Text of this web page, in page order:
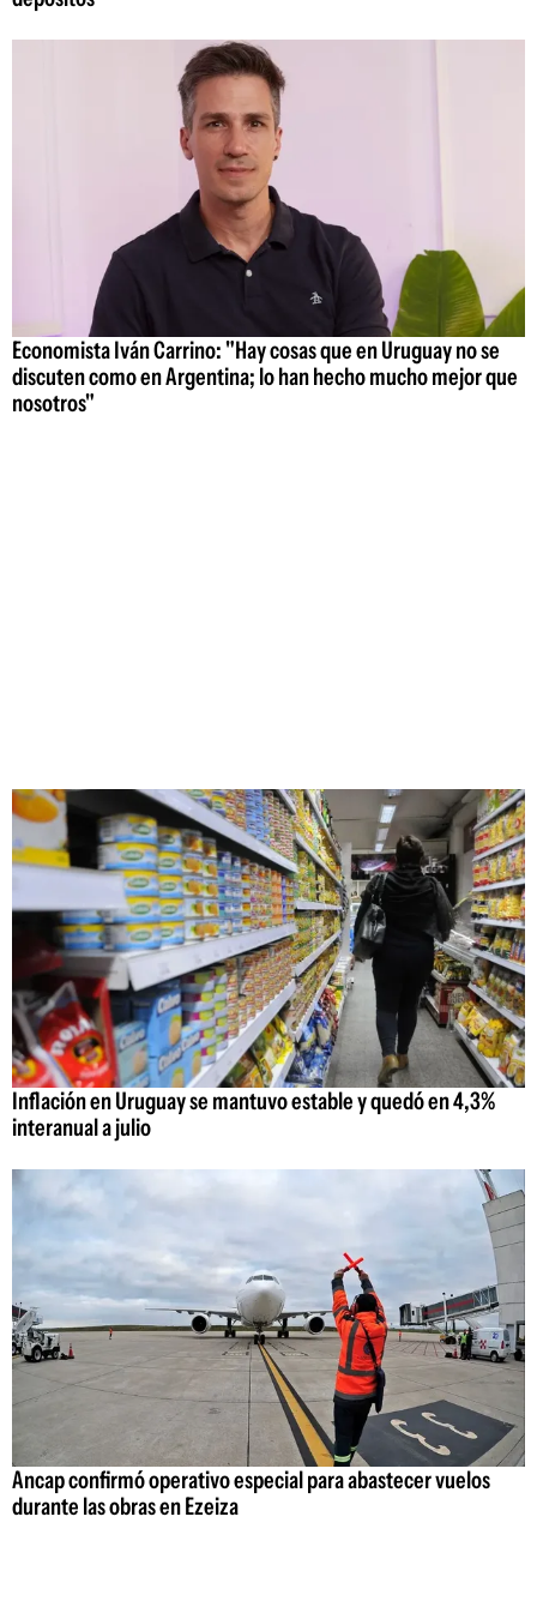
Economista Iván Carrino: "Hay cosas que en Uruguay no se
discuten como en Argentina; lo han hecho mucho mejor que
nosotros"
Inflación en Uruguay se mantuvo estable y quedó en 4,3%
interanual a julio
Ancap confirmó operativo especial para abastecer vuelos
durante las obras en Ezeiza